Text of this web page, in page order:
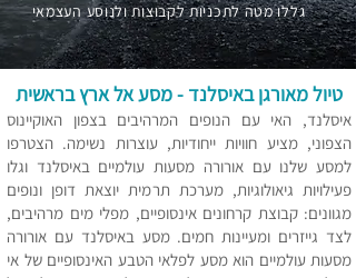
גללו מטה לתכניות לקבוצות ולנוסע העצמאי
טיול מאורגן באיסלנד - מסע אל ארץ בראשית
איסלנד, האי עם הנופים המרהיבים בצפון האוקיינוס
הצפוני, מציע חוויות ייחודיות, עוצרות נשימה. הצטרפו
למסע שלנו עם אורורה מסעות עולמיים באיסלנד וגלו
פעילויות גיאולוגיות, מערכת תרמית יוצאת דופן ונופים
מגוונים: קבוצת קרחונים אינסופיים, מפלי מים מרהיבים,
לצד גייזרים ומעיינות חמים. מסע באיסלנד עם אורורה
מסעות עולמיים הוא מסע לפלאי הטבע האינסופיים של אי